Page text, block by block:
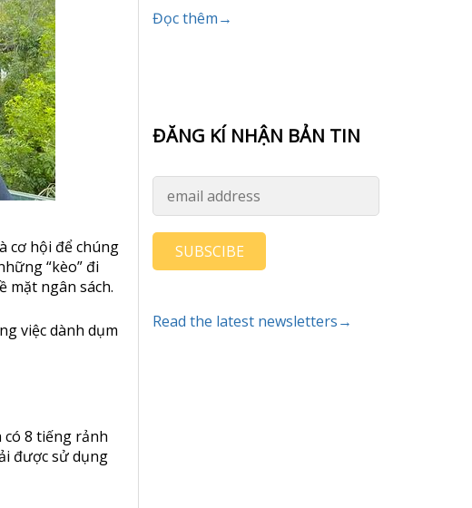
cơ hội để chúng
“kèo” đi
mặt ngân sách.
việc dành dụm
8 tiếng rảnh
được sử dụng
Đọc thêm→
ĐĂNG KÍ NHẬN BẢN TIN
SUBSCIBE
Read the latest newsletters→